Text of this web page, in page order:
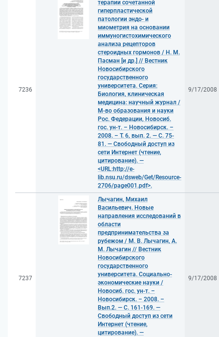
7236
терапии сочетанной
гиперпластической
патологии эндо- и
миометрия на основании
иммуногистохимического
анализа рецепторов
стероидных гормонов / Н. М.
Пасман [и др.] // Вестник
Новосибирского
государственного
университета. Серия:
Биология, клиническая
медицина: научный журнал /
М-во образования и науки
Рос. Федерации, Новосиб.
гос. ун-т. – Новосибирск. –
2008. – Т. 6, вып. 2. — С. 75-
81. — Свободный доступ из
сети Интернет (чтение,
цитирование). —
<URL:http://e-
lib.nsu.ru/dsweb/Get/Resource-
2706/page001.pdf>.
9/17/2008
7237
Лычагин, Михаил
Васильевич. Новые
направления исследований в
области
предпринимательства за
рубежом / М. В. Лычагин, А.
М. Лычагин // Вестник
Новосибирского
государственного
университета. Социально-
экономические науки /
Новосиб. гос. ун-т. –
Новосибирск. – 2008. –
Вып.2. — С. 161-169. —
Свободный доступ из сети
Интернет (чтение,
цитирование). —
9/17/2008